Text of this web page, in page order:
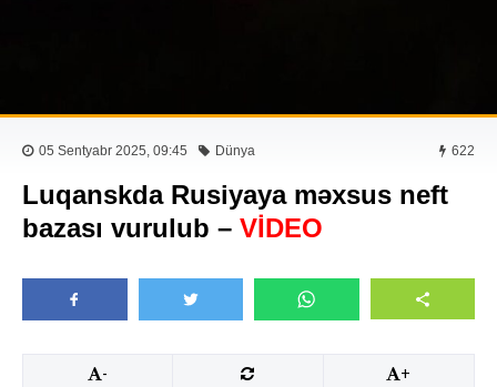
05 Sentyabr 2025, 09:45 Dünya 622
Luqanskda Rusiyaya məxsus neft
bazası vurulub – VİDEO
- +